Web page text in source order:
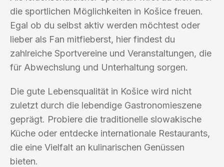
die sportlichen Möglichkeiten in Košice freuen.
Egal ob du selbst aktiv werden möchtest oder
lieber als Fan mitfieberst, hier findest du
zahlreiche Sportvereine und Veranstaltungen, die
für Abwechslung und Unterhaltung sorgen.
Die gute Lebensqualität in Košice wird nicht
zuletzt durch die lebendige Gastronomieszene
geprägt. Probiere die traditionelle slowakische
Küche oder entdecke internationale Restaurants,
die eine Vielfalt an kulinarischen Genüssen
bieten.